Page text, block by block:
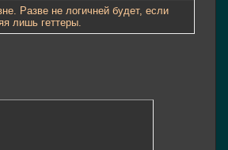
Разве не логичней будет, если
лишь геттеры.